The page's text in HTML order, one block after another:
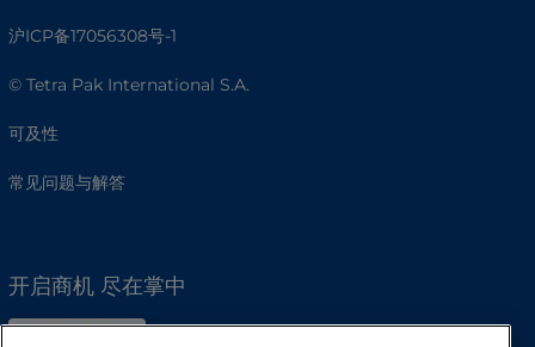
沪ICP备17056308号-1
© Tetra Pak International S.A.
可及性
常见问题与解答
开启商机 尽在掌中